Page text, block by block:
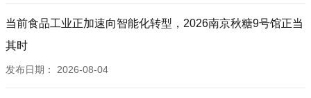
当前食品工业正加速向智能化转型，2026南京秋糖9号馆正当
其时
发布日期： 2026-08-04